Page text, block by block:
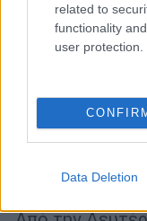
related to
functionality
user protection.
Data Deletion
Η Τάνια
Σιώτας
παράσταση